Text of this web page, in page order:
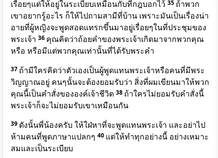
เรื่อยๆแต่ให้อยู่ในระเบียบเหมือนกับที่กฎบอกไว้ 35 ถ้าพวก
เขาอยากรู้อะไร ก็ให้ไปถามสามีที่บ้าน เพราะมันเป็นเรื่องน่า
อายที่ผู้หญิงจะพูดสอดแทรกขึ้นมาอยู่เรื่อยๆในที่ประชุมของ
พระเจ้า 36 คุณคิดว่าถ้อยคำของพระเจ้าเกิดมาจากพวกคุณ
หรือ หรือมีแต่พวกคุณเท่านั้นที่ได้รับพระคำ
37 ถ้ามีใครคิดว่าตัวเองเป็นผู้พูดแทนพระเจ้าหรือคนที่มีพระ
วิญญาณอยู่ คนๆนั้นจะต้องยอมรับว่า สิ่งที่ผมเขียนมาให้พวก
คุณนี้เป็นคำสั่งขององค์เจ้าชีวิต 38 ถ้าใครไม่ยอมรับคำสั่งนี้
พระเจ้าก็จะไม่ยอมรับเขาเหมือนกัน
39 ดังนั้นพี่น้องครับ ให้ใฝ่หาที่จะพูดแทนพระเจ้า และอย่าไป
ห้ามคนที่พูดภาษาแปลกๆ 40 แต่ให้ทำทุกอย่างนี้ อย่างเหมาะ
สมและเป็นระเบียบ